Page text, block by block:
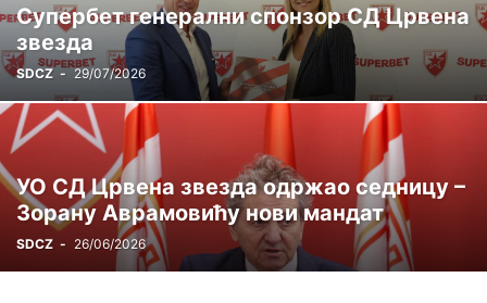
ЦРВЕНА ЗВЕЗДА ГИНИС ЏУДО ШАХ
Супербет генерални спонзор СД Црвена
звезда
SDCZ - 29/07/2026
УО СД Црвена звезда одржао седницу –
Зорану Аврамовићу нови мандат
SDCZ - 26/06/2026